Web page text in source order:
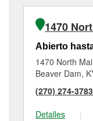
1470
Abierto
1470 North
Beaver Dam,
(270) 274-3783
Detalles
|